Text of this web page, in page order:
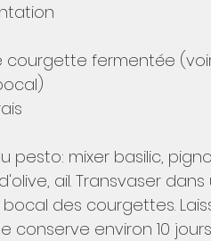
courgette fermentée
pesto: mixer basilic,
ail. Transvaser
des courgettes.
conserve environ 10